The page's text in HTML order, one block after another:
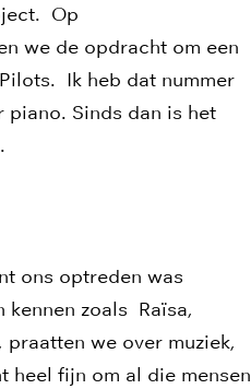
Op
we de opdracht om een
Ik heb dat nummer
Sinds dan is het
ons optreden was
kennen zoals Raïsa,
we over muziek,
heel fijn om al die mensen